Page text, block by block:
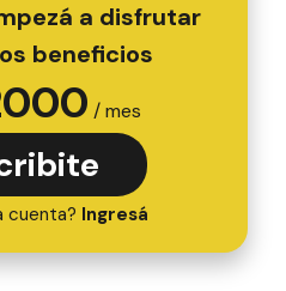
a disfrutar
beneficios
/ mes
cuenta? Ingresá